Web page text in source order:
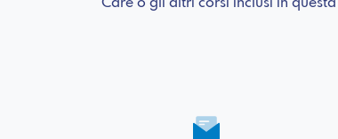
Care o gli altri corsi inclusi in